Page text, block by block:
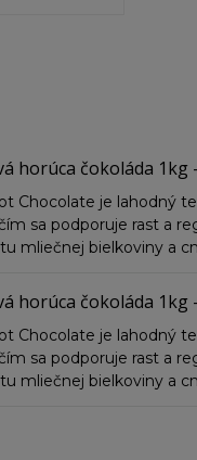
horúca čokoláda 1kg
Chocolate je lahodný
sa podporuje rast a
mliečnej bielkoviny a
horúca čokoláda 1kg
Chocolate je lahodný
sa podporuje rast a
mliečnej bielkoviny a